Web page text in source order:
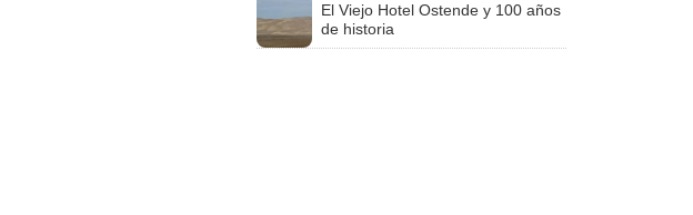
El Viejo Hotel Ostende y 100 años
de historia